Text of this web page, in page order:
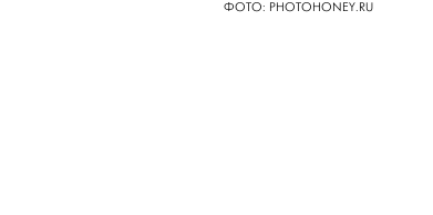
ФОТО: PHOTOHONEY.RU